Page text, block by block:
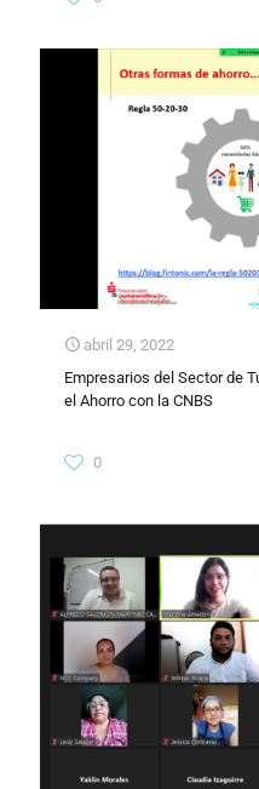
abril 29, 2022
Empresarios del Sector de
el Ahorro con la CNBS
0